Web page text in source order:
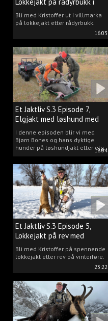
16:03
villmarka.
Bli med Kristoffer ut i villmarka
på lokkejakt etter rådyrbukk.
18:04
Et Jaktliv S.3 Episode 7,
Elgjakt med løshund med
Bjørn Bones.
I denne episoden blir vi med
Bjørn Bones og hans dyktige
hunder på løshundjakt etter elg.
23:22
Et Jaktliv S.3 Episode 5,
Lokkejakt på rev med
Kristoffer Clausen
Bli med Kristoffer på spennende
lokkejakt etter rev på vinterføre.